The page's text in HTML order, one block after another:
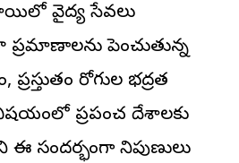
వైద్య సేవలు
పెంచుతున్న
రోగుల భద్రత
ప్రపంచ దేశాలకు
ఈ సందర్భంగా నిపుణులు